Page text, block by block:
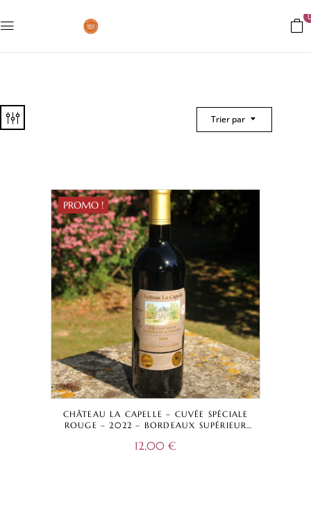
Trier par
PROMO !
CHÂTEAU LA CAPELLE – CUVÉE SPÉCIALE
ROUGE – 2022 – BORDEAUX SUPÉRIEUR
12,00 €